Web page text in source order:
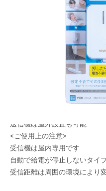
メーカー希望小売価格：
受信機はUSB 電源式で、電池
USB電源だから広がる設置自
USB受信機は角度を変えられ
送信機は屋外設置も可能
<ご使用上の注意>
受信機は屋内専用です
自動で給電が停止しないタイ
受信距離は周囲の環境により